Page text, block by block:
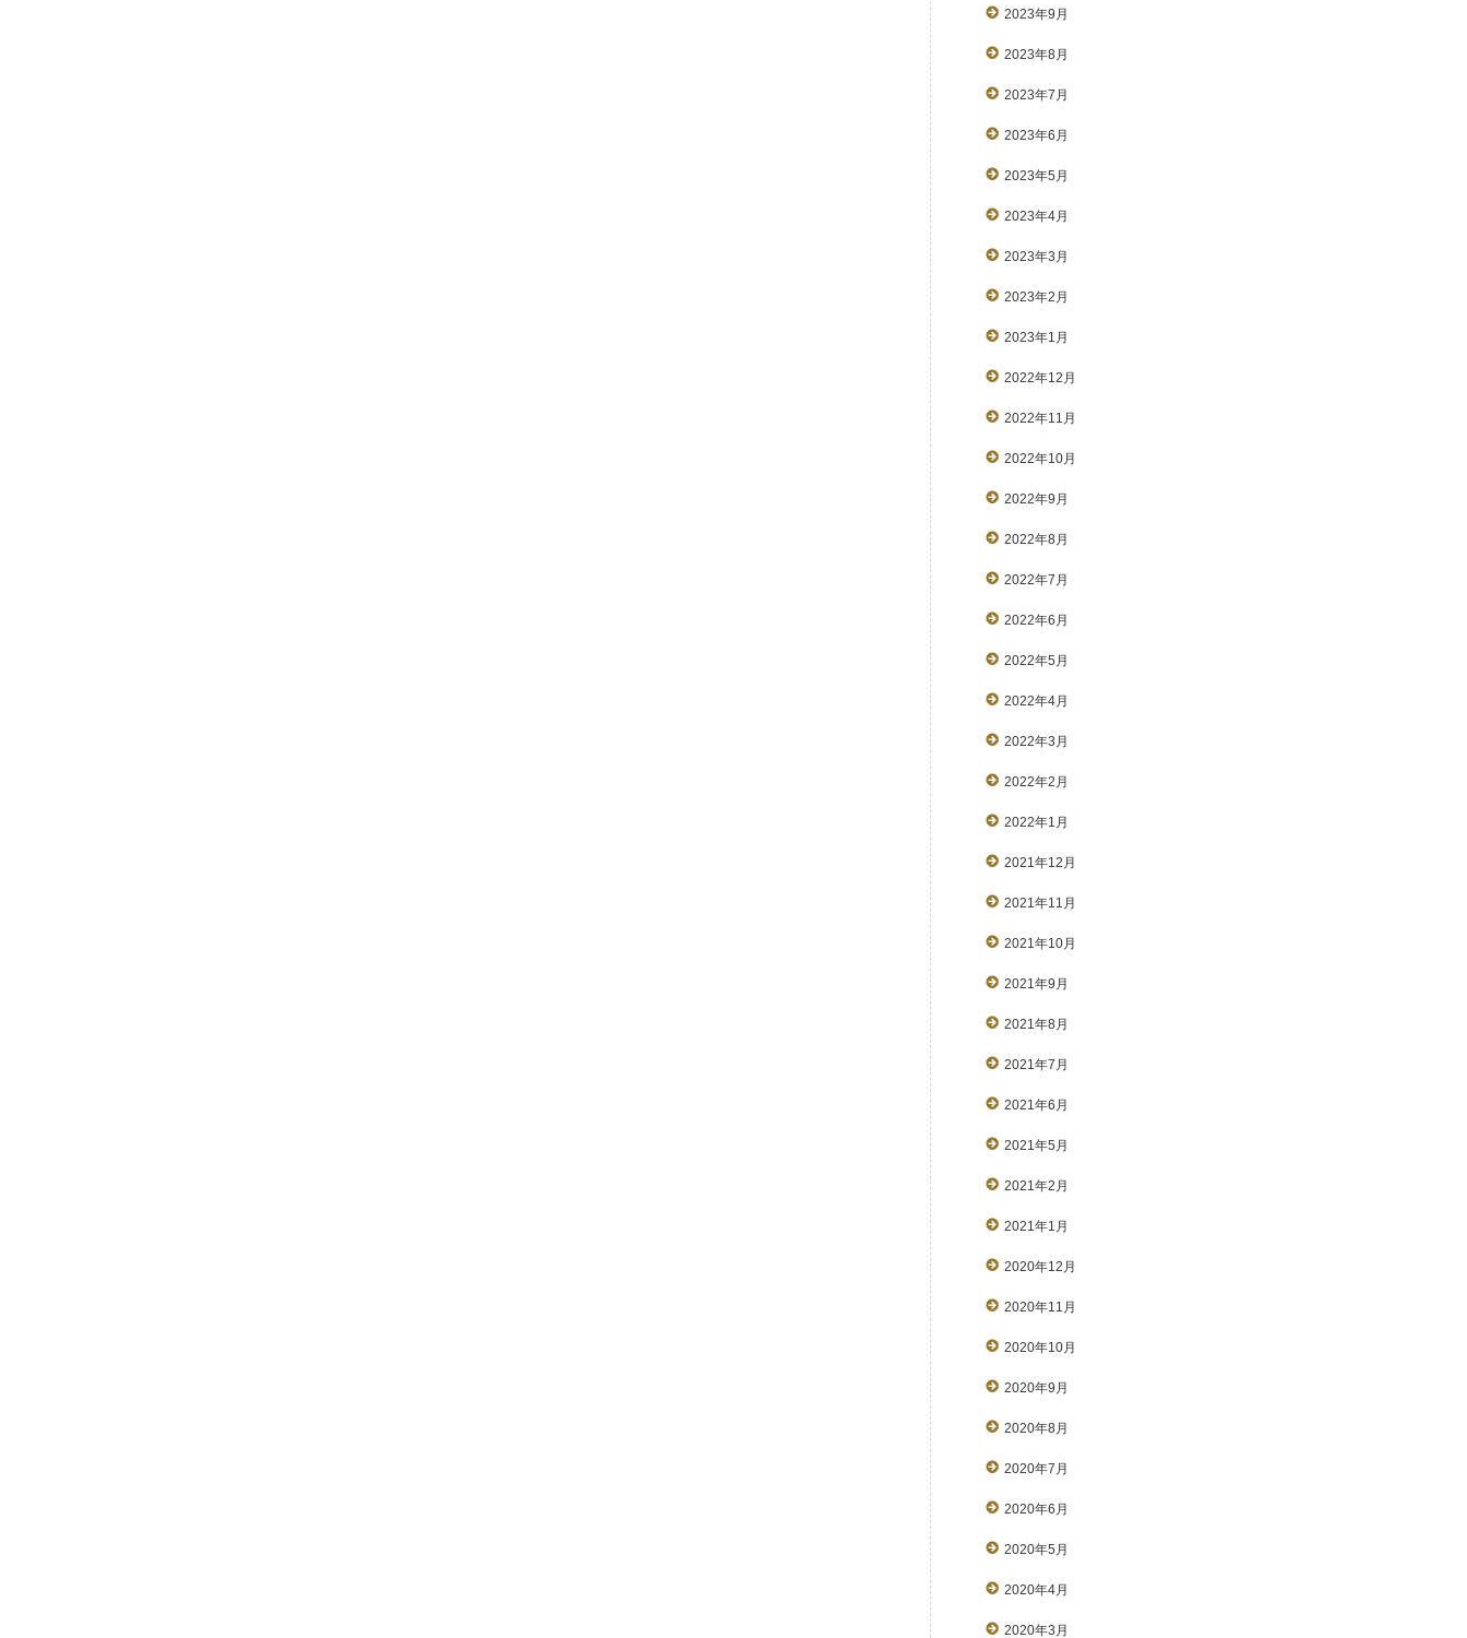
2023年9月
2023年8月
2023年7月
2023年6月
2023年5月
2023年4月
2023年3月
2023年2月
2023年1月
2022年12月
2022年11月
2022年10月
2022年9月
2022年8月
2022年7月
2022年6月
2022年5月
2022年4月
2022年3月
2022年2月
2022年1月
2021年12月
2021年11月
2021年10月
2021年9月
2021年8月
2021年7月
2021年6月
2021年5月
2021年2月
2021年1月
2020年12月
2020年11月
2020年10月
2020年9月
2020年8月
2020年7月
2020年6月
2020年5月
2020年4月
2020年3月